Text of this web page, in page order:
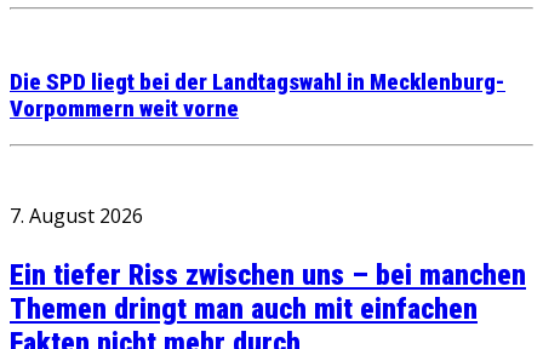
Die SPD liegt bei der Landtagswahl in Mecklenburg-
Vorpommern weit vorne
7. August 2026
Ein tiefer Riss zwischen uns – bei manchen
Themen dringt man auch mit einfachen